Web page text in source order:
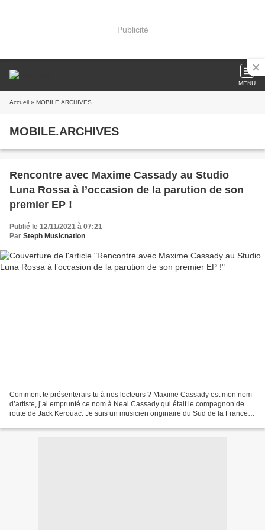
Publicité
MENU
Accueil » MOBILE.ARCHIVES
MOBILE.ARCHIVES
Rencontre avec Maxime Cassady au Studio
Luna Rossa à l’occasion de la parution de son
premier EP !
Publié le 12/11/2021 à 07:21
Par Steph Musicnation
Comment te présenterais-tu à nos lecteurs ? Maxime Cassady est mon nom
d’artiste, j’ai emprunté ce nom à Neal Cassady qui était le compagnon de
route de Jack Kerouac. Je suis un musicien originaire du Sud de la France.